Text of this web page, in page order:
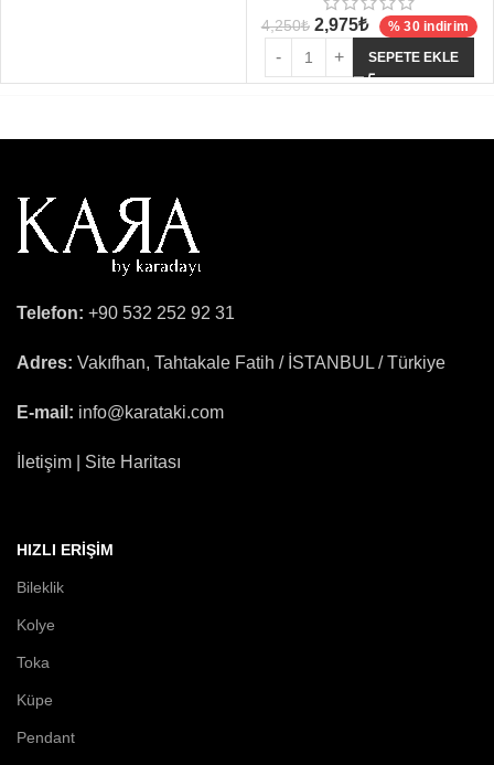
4,250₺ 2,975₺ % 30 indirim
SEPETE EKLE
Telefon: +90 532 252 92 31
Adres: Vakıfhan, Tahtakale Fatih / İSTANBUL / Türkiye
E-mail: info@karataki.com
İletişim | Site Haritası
HIZLI ERIŞIM
Bileklik
Kolye
Toka
Küpe
Pendant